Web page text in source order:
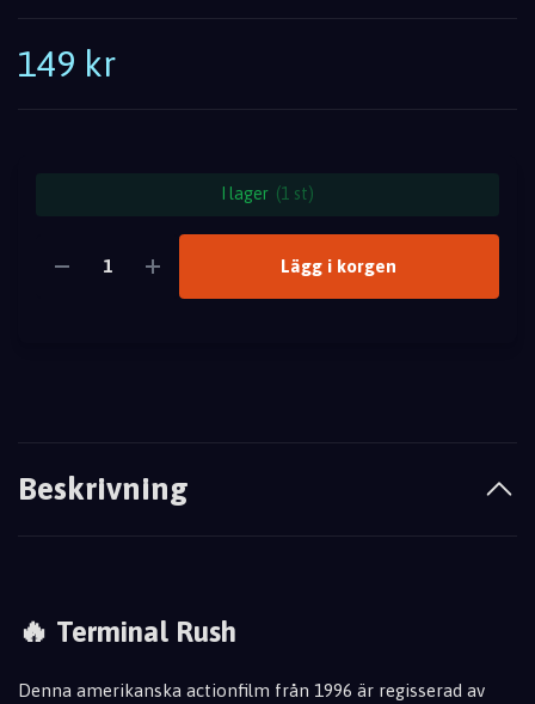
149 kr
I lager (1 st)
Lägg i korgen
Beskrivning
🔥 Terminal Rush
Denna amerikanska actionfilm från 1996 är regisserad av